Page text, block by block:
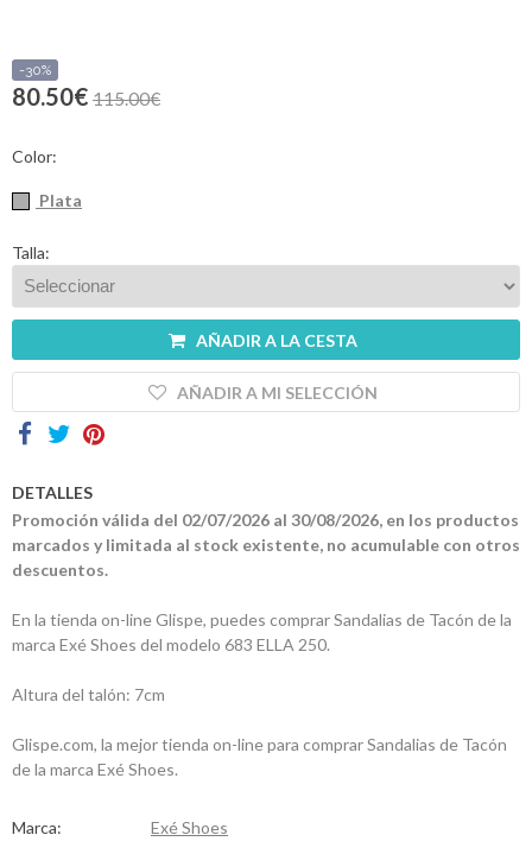
-30%
80.50€ 115.00€
Color:
Plata
Talla:
AÑADIR A LA CESTA
AÑADIR A MI SELECCIÓN
DETALLES
Promoción válida del 02/07/2026 al 30/08/2026, en los productos
marcados y limitada al stock existente, no acumulable con otros
descuentos.
En la tienda on-line Glispe, puedes comprar Sandalias de Tacón de la
marca Exé Shoes del modelo 683 ELLA 250.
Altura del talón: 7cm
Glispe.com, la mejor tienda on-line para comprar Sandalias de Tacón
de la marca Exé Shoes.
Marca: Exé Shoes